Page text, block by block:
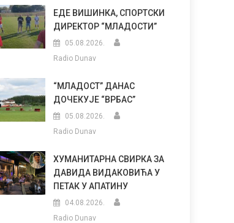
ЕДЕ ВИШИНКА, СПОРТСКИ
ДИРЕКТОР “МЛАДОСТИ”
05.08.2026.
Radio Dunav
“МЛАДОСТ” ДАНАС
ДОЧЕКУЈЕ “ВРБАС”
05.08.2026.
Radio Dunav
ХУМАНИТАРНА СВИРКА ЗА
ДАВИДА ВИДАКОВИЋА У
ПЕТАК У АПАТИНУ
04.08.2026.
Radio Dunav